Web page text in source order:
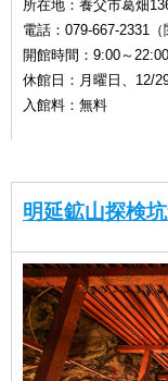
所在地：養父市葛畑
電話：079-667-2331（
開館時間：9:00～
休館日：月曜日、12/
入館料：無料
明延鉱山探検